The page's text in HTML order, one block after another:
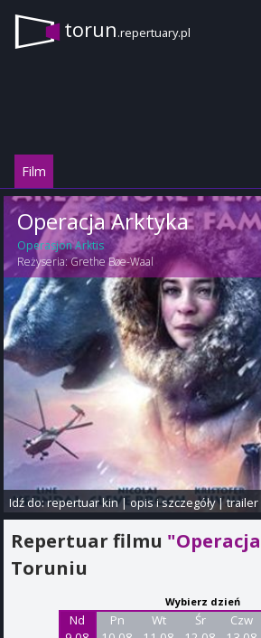
torun.repertuary.pl
Film
Operacja Arktyka
Operasjon Arktis
Reżyseria:Grethe Bøe-Waal
Idź do:repertuar kin|opis i szczegóły|trailer
Repertuar filmu
Toruniu
Wybierz dzień
Nd
Pn
Wt
Śr
Czw